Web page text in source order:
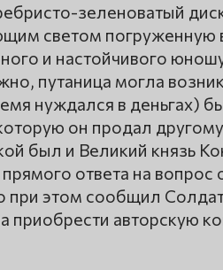
зеленоватый
светом погруженную
и настойчивого
путаница могла
нуждался в деньгах)
он продал
был и Великий князь
ответа на
при этом сообщил
приобрести авторскую